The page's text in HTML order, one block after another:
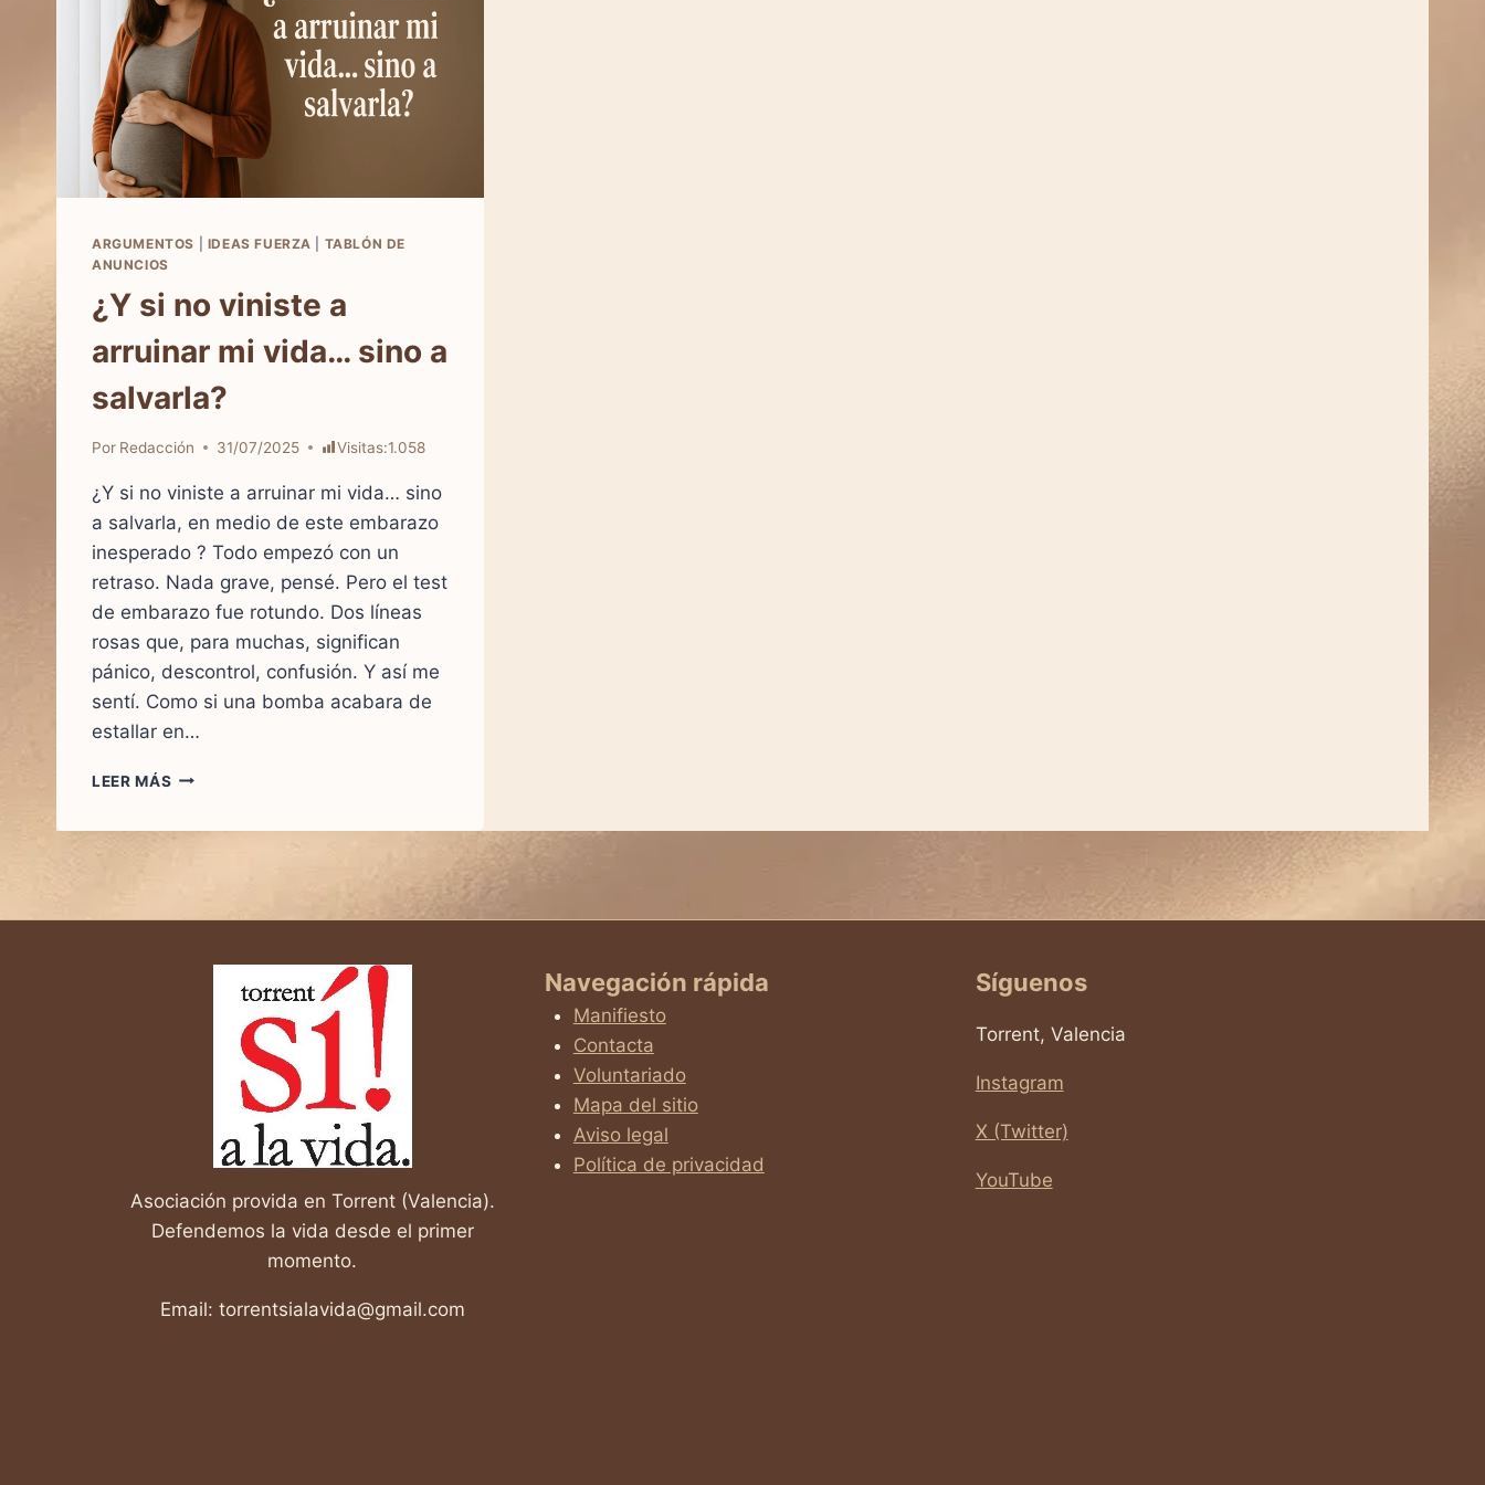
ARGUMENTOS IDEAS FUERZA
TABLÓN DE
ANUNCIOS
¿Y si no viniste a
arruinar mi vida… sino a
salvarla?
Por Redacción 31/07/2025 Visitas:1.058
¿Y si no viniste a arruinar mi vida… sino
a salvarla, en medio de este embarazo
inesperado ? Todo empezó con un
retraso. Nada grave, pensé. Pero el test
de embarazo fue rotundo. Dos líneas
rosas que, para muchas, significan
pánico, descontrol, confusión. Y así me
sentí. Como si una bomba acabara de
estallar en…
LEER MÁS ¿Y
Asociación provida en Torrent (Valencia).
Defendemos la vida desde el primer
momento.
Email: torrentsialavida@gmail.com
Navegación rápida
Manifiesto
Contacta
Voluntariado
Mapa del sitio
Aviso legal
Política de privacidad
Síguenos
Torrent, Valencia
Instagram
X (Twitter)
YouTube